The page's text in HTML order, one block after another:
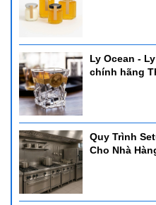
Ly Ocean -
chính hãng
Quy Trình
Cho Nhà